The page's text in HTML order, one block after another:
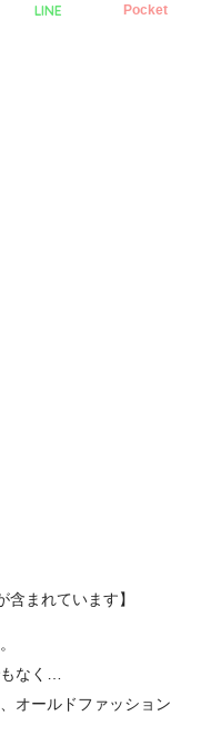
LINE Pocket
まれています】
もなく…
オールドファッション